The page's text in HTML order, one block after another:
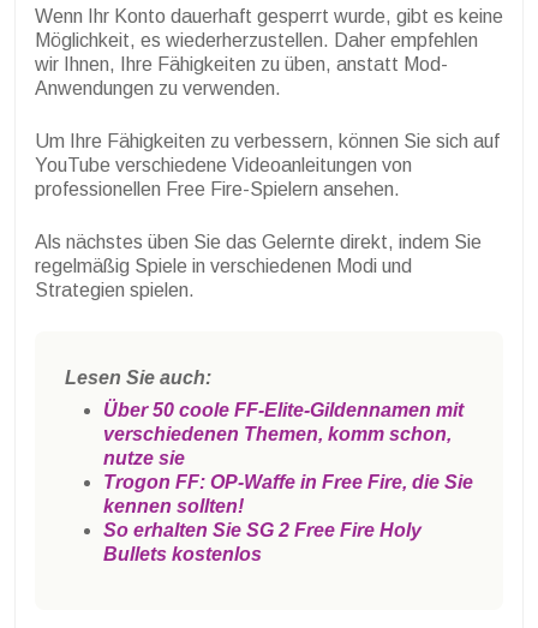
Wenn Ihr Konto dauerhaft gesperrt wurde, gibt es keine
Möglichkeit, es wiederherzustellen. Daher empfehlen
wir Ihnen, Ihre Fähigkeiten zu üben, anstatt Mod-
Anwendungen zu verwenden.
Um Ihre Fähigkeiten zu verbessern, können Sie sich auf
YouTube verschiedene Videoanleitungen von
professionellen Free Fire-Spielern ansehen.
Als nächstes üben Sie das Gelernte direkt, indem Sie
regelmäßig Spiele in verschiedenen Modi und
Strategien spielen.
Lesen Sie auch:
Über 50 coole FF-Elite-Gildennamen mit
verschiedenen Themen, komm schon,
nutze sie
Trogon FF: OP-Waffe in Free Fire, die Sie
kennen sollten!
So erhalten Sie SG 2 Free Fire Holy
Bullets kostenlos